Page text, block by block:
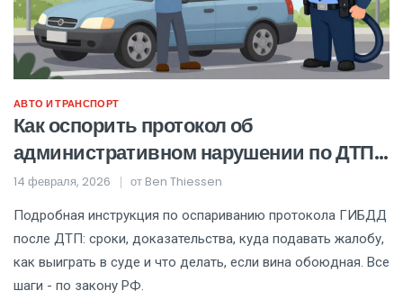
АВТО И ТРАНСПОРТ
Как оспорить протокол об
административном нарушении по ДТП:
пошаговая инструкция
14 февраля, 2026 от Ben Thiessen
Подробная инструкция по оспариванию протокола ГИБДД
после ДТП: сроки, доказательства, куда подавать жалобу,
как выиграть в суде и что делать, если вина обоюдная. Все
шаги - по закону РФ.